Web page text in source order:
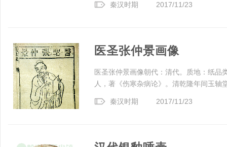
秦汉时期 2017/11/23
秦汉时期 2017/11/23
医圣张仲景画像
医圣张仲景画像朝代：清代。质地：纸
人，著《伤寒杂病论》。清乾隆年间玉轴